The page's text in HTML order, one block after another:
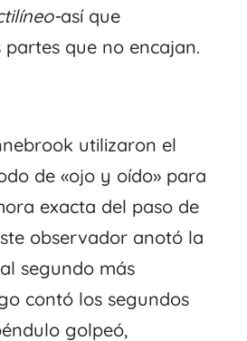
así que
que no encajan.
utilizaron el
de «ojo y oído» para
exacta del paso de
observador anotó la
segundo más
contó los segundos
golpeó,